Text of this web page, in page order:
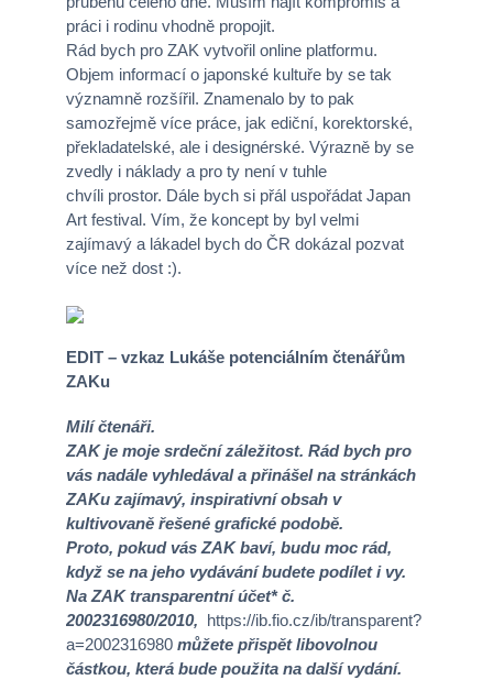
práci i rodinu vhodně propojit.
Rád bych pro ZAK vytvořil online platformu.
Objem informací o japonské kultuře by se tak
významně rozšířil. Znamenalo by to pak
samozřejmě více práce, jak ediční, korektorské,
překladatelské, ale i designérské. Výrazně by se
zvedly i náklady a pro ty není v tuhle
chvíli prostor. Dále bych si přál uspořádat Japan
Art festival. Vím, že koncept by byl velmi
zajímavý a lákadel bych do ČR dokázal pozvat
více než dost :).
EDIT – vzkaz Lukáše potenciálním čtenářům
ZAKu
Milí čtenáři.
ZAK je moje srdeční záležitost. Rád bych pro
vás nadále vyhledával a přinášel na stránkách
ZAKu zajímavý, inspirativní obsah v
kultivovaně řešené grafické podobě.
Proto, pokud vás ZAK baví, budu moc rád,
když se na jeho vydávání budete podílet i vy.
Na ZAK transparentní účet* č.
2002316980/2010, https://ib.fio.cz/ib/transparent?
a=2002316980 můžete přispět libovolnou
částkou, která bude použita na další vydání.